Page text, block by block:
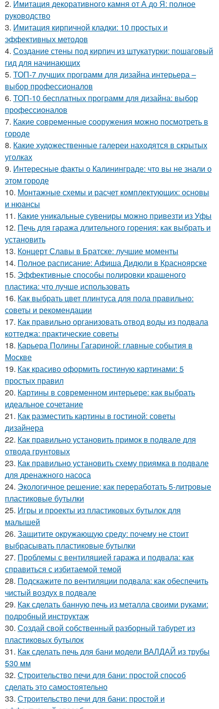
2. Имитация декоративного камня от А до Я: полное
руководство
3. Имитация кирпичной кладки: 10 простых и
эффективных методов
4. Создание стены под кирпич из штукатурки: пошаговый
гид для начинающих
5. ТОП-7 лучших программ для дизайна интерьера –
выбор профессионалов
6. ТОП-10 бесплатных программ для дизайна: выбор
профессионалов
7. Какие современные сооружения можно посмотреть в
городе
8. Какие художественные галереи находятся в скрытых
уголках
9. Интересные факты о Калининграде: что вы не знали о
этом городе
10. Монтажные схемы и расчет комплектующих: основы
и нюансы
11. Какие уникальные сувениры можно привезти из Уфы
12. Печь для гаража длительного горения: как выбрать и
установить
13. Концерт Славы в Братске: лучшие моменты
14. Полное расписание: Афиша Дидюли в Красноярске
15. Эффективные способы полировки крашеного
пластика: что лучше использовать
16. Как выбрать цвет плинтуса для пола правильно:
советы и рекомендации
17. Как правильно организовать отвод воды из подвала
коттеджа: практические советы
18. Карьера Полины Гагариной: главные события в
Москве
19. Как красиво оформить гостиную картинами: 5
простых правил
20. Картины в современном интерьере: как выбрать
идеальное сочетание
21. Как разместить картины в гостиной: советы
дизайнера
22. Как правильно установить примок в подвале для
отвода грунтовых
23. Как правильно установить схему приямка в подвале
для дренажного насоса
24. Экологичное решение: как переработать 5-литровые
пластиковые бутылки
25. Игры и проекты из пластиковых бутылок для
малышей
26. Защитите окружающую среду: почему не стоит
выбрасывать пластиковые бутылки
27. Проблемы с вентиляцией гаража и подвала: как
справиться с избитаемой темой
28. Подскажите по вентиляции подвала: как обеспечить
чистый воздух в подвале
29. Как сделать банную печь из металла своими руками:
подробный инструктаж
30. Создай свой собственный разборный табурет из
пластиковых бутылок
31. Как сделать печь для бани модели ВАЛДАЙ из трубы
530 мм
32. Строительство печи для бани: простой способ
сделать это самостоятельно
33. Строительство печи для бани: простой и